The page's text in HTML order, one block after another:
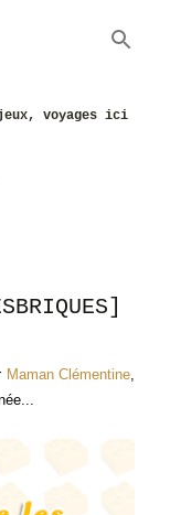
voyages ici
Maman Clémentine,